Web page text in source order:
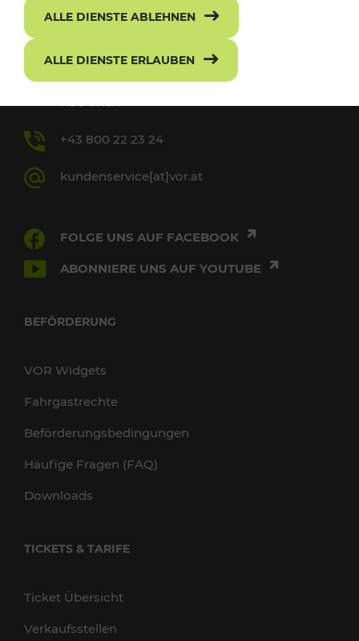
Europaplatz 3/3
1150 Wien
+43 800 22 23 24
kundenservice[at]vor.at
FOLGE UNS AUF FACEBOOK
ABONNIERE UNS AUF YOUTUBE
BEFÖRDERUNG
VOR Widgets
Fahrgastrechte
Beförderungsbedingungen
Häufige Fragen (FAQ)
Downloads
TICKETS & TARIFE
Ticket Übersicht
Verkaufsstellen
ALLE DIENSTE ABLEHNEN
ALLE DIENSTE ERLAUBEN